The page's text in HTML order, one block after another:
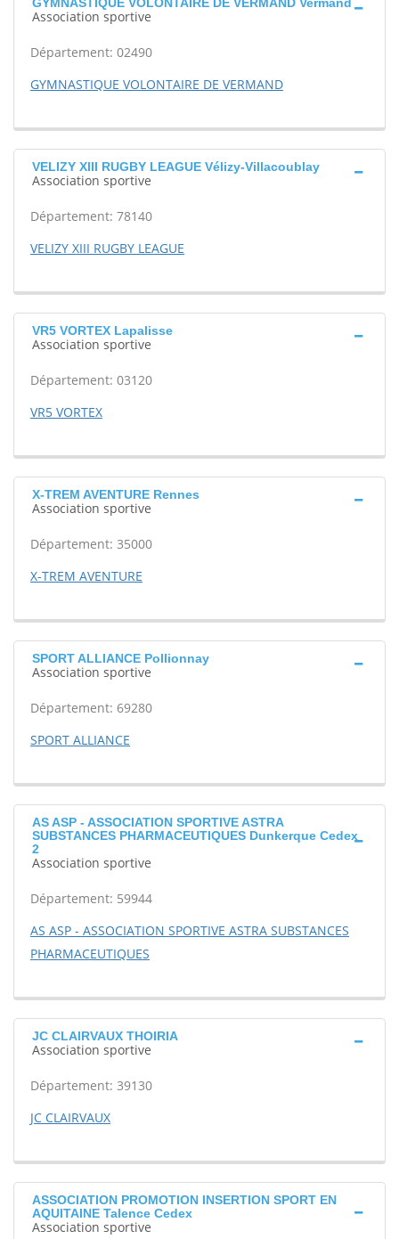
Association sportive
Département: 02490
GYMNASTIQUE VOLONTAIRE DE VERMAND
VELIZY XIII RUGBY LEAGUE Vélizy-Villacoublay
Association sportive
Département: 78140
VELIZY XIII RUGBY LEAGUE
VR5 VORTEX Lapalisse
Association sportive
Département: 03120
VR5 VORTEX
X-TREM AVENTURE Rennes
Association sportive
Département: 35000
X-TREM AVENTURE
SPORT ALLIANCE Pollionnay
Association sportive
Département: 69280
SPORT ALLIANCE
AS ASP - ASSOCIATION SPORTIVE ASTRA
SUBSTANCES PHARMACEUTIQUES Dunkerque Cedex
2
Association sportive
Département: 59944
AS ASP - ASSOCIATION SPORTIVE ASTRA SUBSTANCES
PHARMACEUTIQUES
JC CLAIRVAUX THOIRIA
Association sportive
Département: 39130
JC CLAIRVAUX
ASSOCIATION PROMOTION INSERTION SPORT EN
AQUITAINE Talence Cedex
Association sportive